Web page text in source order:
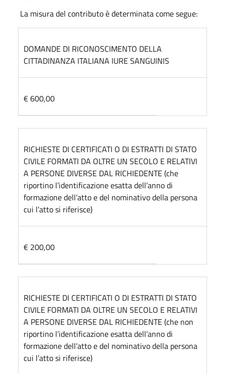
La misura del contributo è determinata come segue:
DOMANDE DI RICONOSCIMENTO DELLA
CITTADINANZA ITALIANA IURE SANGUINIS
€ 600,00
RICHIESTE DI CERTIFICATI O DI ESTRATTI DI STATO
CIVILE FORMATI DA OLTRE UN SECOLO E RELATIVI
A PERSONE DIVERSE DAL RICHIEDENTE (che
riportino l’identificazione esatta dell’anno di
formazione dell’atto e del nominativo della persona
cui l’atto si riferisce)
€ 200,00
RICHIESTE DI CERTIFICATI O DI ESTRATTI DI STATO
CIVILE FORMATI DA OLTRE UN SECOLO E RELATIVI
A PERSONE DIVERSE DAL RICHIEDENTE (che non
riportino l’identificazione esatta dell’anno di
formazione dell’atto e del nominativo della persona
cui l’atto si riferisce)